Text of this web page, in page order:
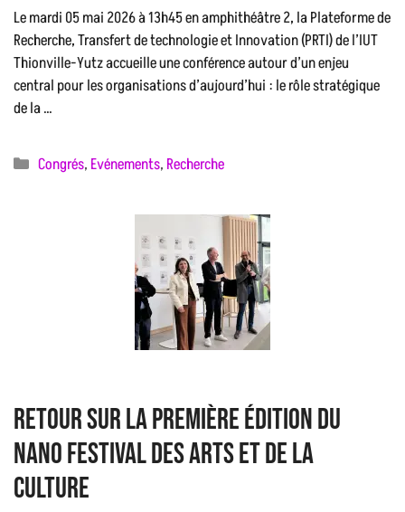
Le mardi 05 mai 2026 à 13h45 en amphithéâtre 2, la Plateforme de
Recherche, Transfert de technologie et Innovation (PRTI) de l’IUT
Thionville-Yutz accueille une conférence autour d’un enjeu
central pour les organisations d’aujourd’hui : le rôle stratégique
de la …
Catégories
Congrés, Evénements, Recherche
Retour sur la première édition du
Nano Festival des Arts et de la
Culture